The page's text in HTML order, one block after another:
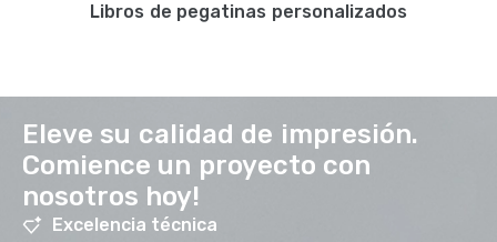
Libros de pegatinas personalizados
Eleve su calidad de impresión.
Comience un proyecto con
nosotros hoy!
Excelencia técnica